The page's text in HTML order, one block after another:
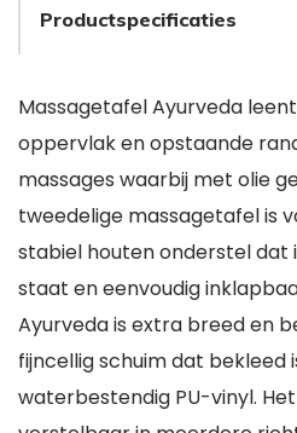
Productspecificaties
Massagetafel Ayurveda
oppervlak en opstaande
massages waarbij met olie
tweedelige massagetafel is
stabiel houten onderstel dat
staat en eenvoudig
Ayurveda is extra breed en
fijncellig schuim dat bekleed
waterbestendig PU-vinyl.